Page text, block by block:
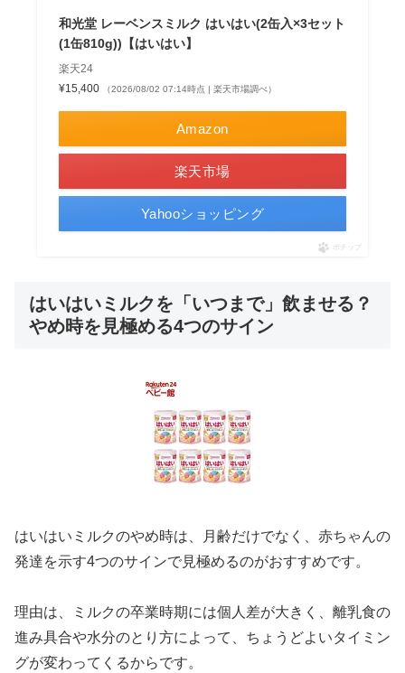
和光堂 レーベンスミルク はいはい(2缶入×3セット
(1缶810g))【はいはい】
楽天24
¥15,400
（2026/08/02 07:14時点 | 楽天市場調べ）
Amazon
楽天市場
Yahooショッピング
ポチップ
はいはいミルクを「いつまで」飲ませる？
やめ時を見極める4つのサイン
はいはいミルクのやめ時は、月齢だけでなく、赤ちゃんの
発達を示す4つのサインで見極めるのがおすすめです。
理由は、ミルクの卒業時期には個人差が大きく、離乳食の
進み具合や水分のとり方によって、ちょうどよいタイミン
グが変わってくるからです。